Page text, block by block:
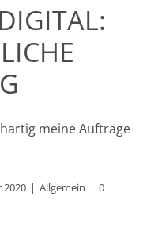
meine Aufträge
2020 | Allgemein | 0